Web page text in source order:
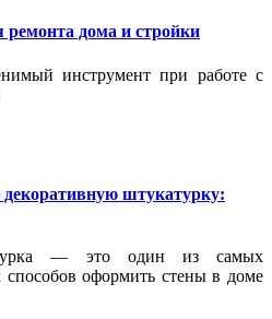
дома и стройки
инструмент при работе с
штукатурку:
— это один из самых
оформить стены в доме